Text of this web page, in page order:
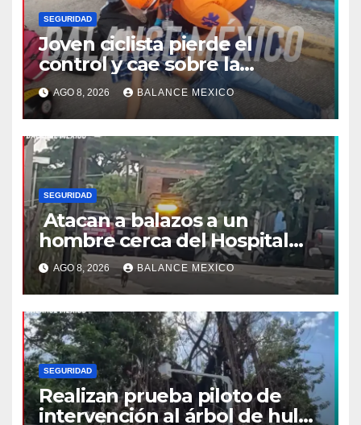
SEGURIDAD
Joven ciclista pierde el
control y cae sobre la
banqueta en Tapachula
AGO 8, 2026 BALANCE MEXICO
SEGURIDAD
Atacan a balazos a un
hombre cerca del Hospital
General de Huixtla
AGO 8, 2026 BALANCE MEXICO
SEGURIDAD
Realizan prueba piloto de
intervención al árbol de hule